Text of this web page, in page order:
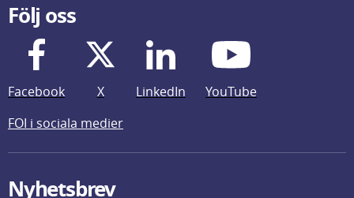
Följ oss
Facebook X LinkedIn
YouTube
FOI i sociala medier
Nyhetsbrev